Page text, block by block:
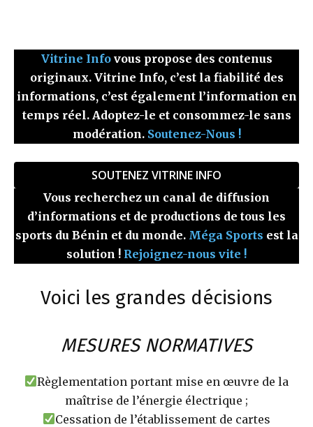
Vitrine Infovous propose des contenus
originaux. Vitrine Info, c’est la fiabilité des
informations, c’est également l’information en
temps réel. Adoptez-le et consommez-le sans
modération. Soutenez-Nous !
SOUTENEZ VITRINE INFO
Vous recherchez un canal de diffusion
d’informations et de productions de tous les
sports du Bénin et du monde. Méga Sports est la
solution ! Rejoignez-nous vite !
Voici les grandes décisions
MESURES NORMATIVES
Règlementation portant mise en œuvre de la
maîtrise de l’énergie électrique ;
Cessation de l’établissement de cartes